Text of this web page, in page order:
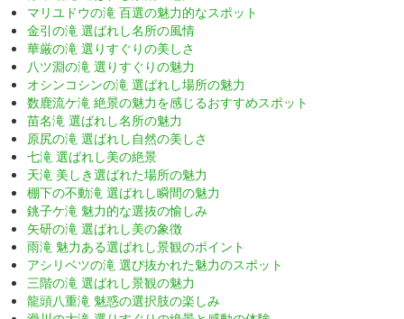
マリユドウの滝 百選の魅力的なスポット
金引の滝 選ばれし名所の風情
華厳の滝 選りすぐりの美しさ
八ツ淵の滝 選りすぐりの魅力
オシンコシンの滝 選ばれし場所の魅力
数鹿流ケ滝 絶景の魅力を感じるおすすめスポット
苗名滝 選ばれし名所の魅力
原尻の滝 選ばれし自然の美しさ
七滝 選ばれし美の絶景
天滝 美しき選ばれた場所の魅力
棚下の不動滝 選ばれし瞬間の魅力
銚子ケ滝 魅力的な選抜の愉しみ
矢研の滝 選ばれし美の象徴
雨滝 魅力ある選ばれし景観のポイント
アシリベツの滝 選び抜かれた魅力のスポット
三階の滝 選ばれし景観の魅力
龍頭八重滝 魅惑の選択肢の楽しみ